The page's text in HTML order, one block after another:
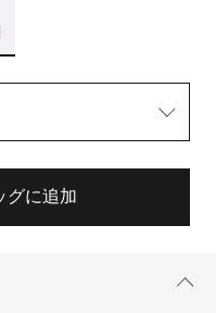
グに追加